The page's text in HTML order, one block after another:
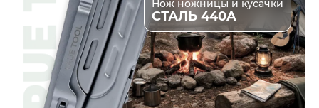
Нож ножницы и кусачки
СТАЛЬ 440A